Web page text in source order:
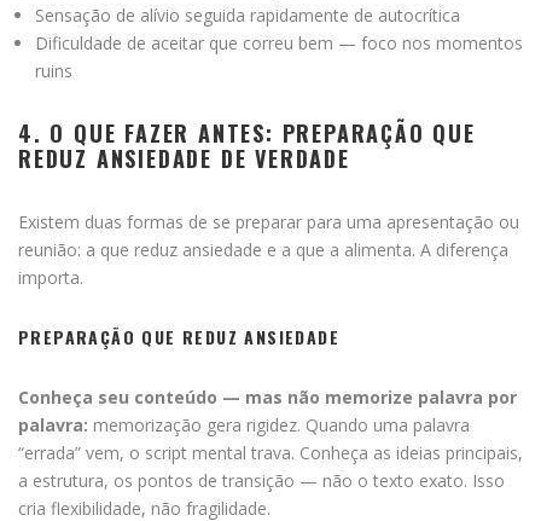
Sensação de alívio seguida rapidamente de autocrítica
Dificuldade de aceitar que correu bem — foco nos momentos
ruins
4. O QUE FAZER ANTES: PREPARAÇÃO QUE
REDUZ ANSIEDADE DE VERDADE
Existem duas formas de se preparar para uma apresentação ou
reunião: a que reduz ansiedade e a que a alimenta. A diferença
importa.
PREPARAÇÃO QUE REDUZ ANSIEDADE
Conheça seu conteúdo — mas não memorize palavra por
palavra: memorização gera rigidez. Quando uma palavra
“errada” vem, o script mental trava. Conheça as ideias principais,
a estrutura, os pontos de transição — não o texto exato. Isso
cria flexibilidade, não fragilidade.